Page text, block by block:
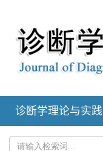
诊断学理论与实践